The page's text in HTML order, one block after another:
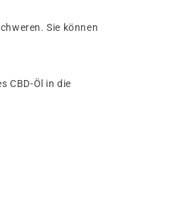
Sie können
CBD-Öl in die